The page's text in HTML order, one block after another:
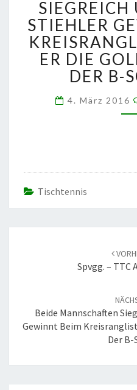
STIEHLER
ER DIE
DER B-
4. März 2016
Tischtennis
Spvgg. – TTC
Beide Mannschaften
Gewinnt Beim
Der B-